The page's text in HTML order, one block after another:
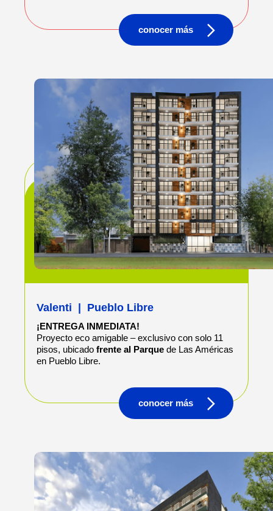
conocer más
Valenti | Pueblo Libre
¡ENTREGA INMEDIATA!
Proyecto eco amigable – exclusivo con solo 11
pisos, ubicadofrente al Parque de Las Américas
en Pueblo Libre.
conocer más